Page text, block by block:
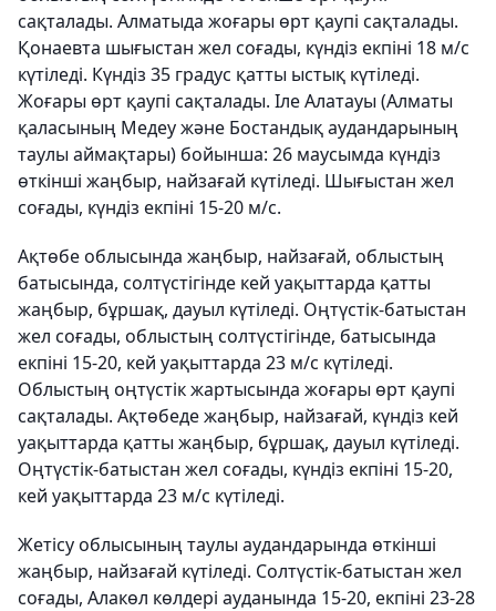
сақталады. Алматыда жоғары өрт қаупі сақталады.
Қонаевта шығыстан жел соғады, күндіз екпіні 18 м/с
күтіледі. Күндіз 35 градус қатты ыстық күтіледі.
Жоғары өрт қаупі сақталады. Іле Алатауы (Алматы
қаласының Медеу және Бостандық аудандарының
таулы аймақтары) бойынша: 26 маусымда күндіз
өткінші жаңбыр, найзағай күтіледі. Шығыстан жел
соғады, күндіз екпіні 15-20 м/с.
Ақтөбе облысында жаңбыр, найзағай, облыстың
батысында, солтүстігінде кей уақыттарда қатты
жаңбыр, бұршақ, дауыл күтіледі. Оңтүстік-батыстан
жел соғады, облыстың солтүстігінде, батысында
екпіні 15-20, кей уақыттарда 23 м/с күтіледі.
Облыстың оңтүстік жартысында жоғары өрт қаупі
сақталады. Ақтөбеде жаңбыр, найзағай, күндіз кей
уақыттарда қатты жаңбыр, бұршақ, дауыл күтіледі.
Оңтүстік-батыстан жел соғады, күндіз екпіні 15-20,
кей уақыттарда 23 м/с күтіледі.
Жетісу облысының таулы аудандарында өткінші
жаңбыр, найзағай күтіледі. Солтүстік-батыстан жел
соғады, Алакөл көлдері ауданында 15-20, екпіні 23-28